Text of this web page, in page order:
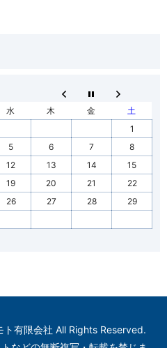
水 木 金
土
1
5 6 7
8
12 13 14
15
19 20 21
22
26 27 28
29
有限会社 All Rights Reserved.